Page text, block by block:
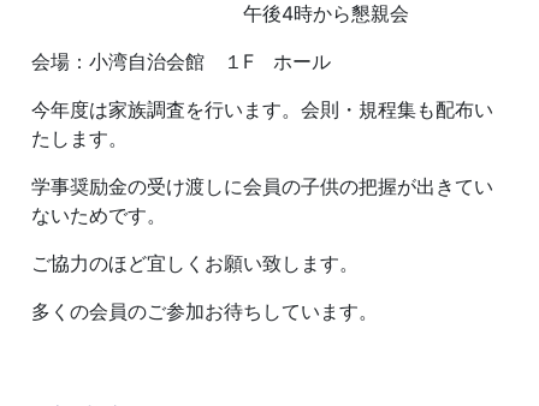
午後4時から懇親会
会場：小湾自治会館 １F ホール
今年度は家族調査を行います。会則・規程集も配布い
たします。
学事奨励金の受け渡しに会員の子供の把握が出きてい
ないためです。
ご協力のほど宜しくお願い致します。
多くの会員のご参加お待ちしています。